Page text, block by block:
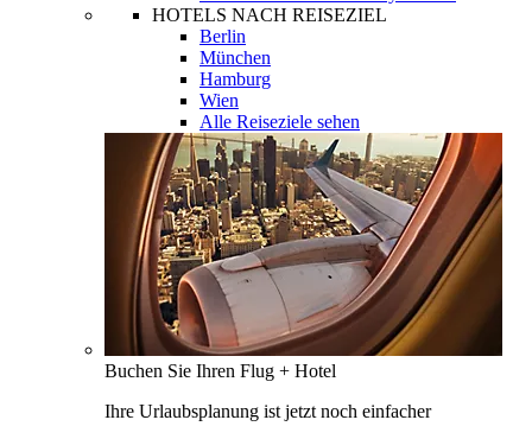
HOTELS NACH REISEZIEL
Berlin
München
Hamburg
Wien
Alle Reiseziele sehen
Buchen Sie Ihren Flug + Hotel
Ihre Urlaubsplanung ist jetzt noch einfacher